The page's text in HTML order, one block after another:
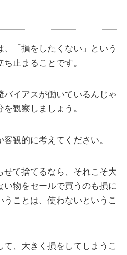
「損をしたくない」という
止まることです。
バイアスが働いているんじゃ
観察しましょう。
観的に考えてください。
せて捨てるなら、それこそ大
い物をセールで買うのも損に
ことは、使わないというこ
、大きく損をしてしまうこ